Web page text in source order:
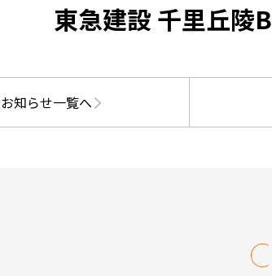
東急建設 千里丘陵
お知らせ一覧へ